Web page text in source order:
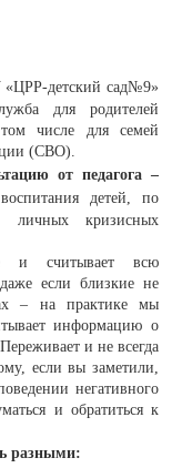
детский сад№9»
для родителей
числе для семей
(СВО).
от педагога –
детей, по
личных кризисных
и считывает всю
если близкие не
– на практике мы
информацию о
и не всегда
если вы заметили,
негативного
и обратиться к
разными: